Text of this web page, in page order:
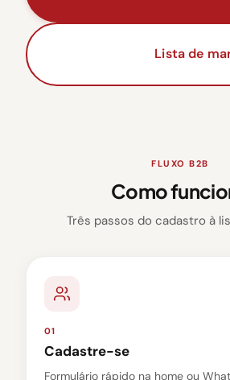
Lista de
FLUXO B2B
Como
Três passos do cadastro à
01
Cadastre-se
Formulário rápido na home ou